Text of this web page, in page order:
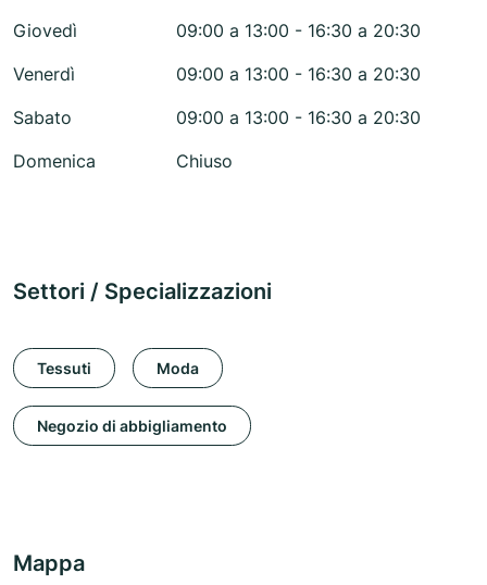
Giovedì
09:00 a 13:00 - 16:30 a 20:30
Venerdì
09:00 a 13:00 - 16:30 a 20:30
Sabato
09:00 a 13:00 - 16:30 a 20:30
Domenica
Chiuso
Settori / Specializzazioni
Tessuti Moda
Negozio di abbigliamento
Mappa